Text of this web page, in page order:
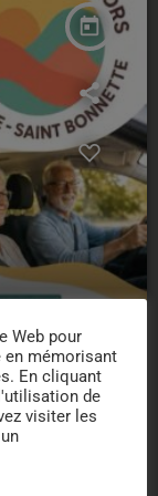
today
Web pour
en mémorisant
En cliquant
de
visiter les